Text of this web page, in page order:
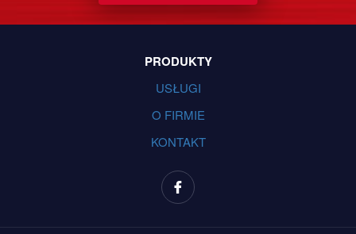
PRODUKTY
USŁUGI
O FIRMIE
KONTAKT